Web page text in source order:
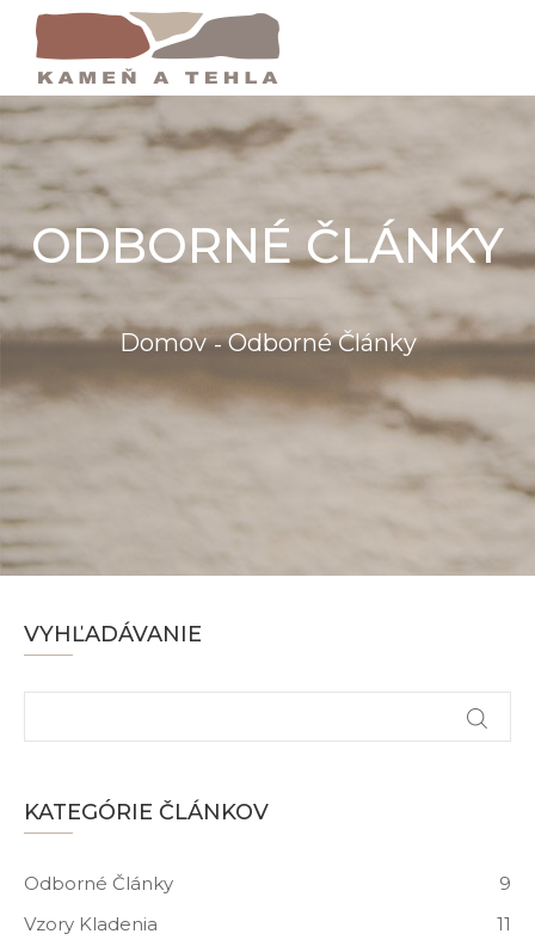
ODBORNÉ ČLÁNKY
Domov Odborné Články
VYHĽADÁVANIE
KATEGÓRIE ČLÁNKOV
Odborné Články
9
Vzory Kladenia
11